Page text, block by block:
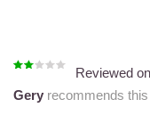
Reviewed
Gery recommends